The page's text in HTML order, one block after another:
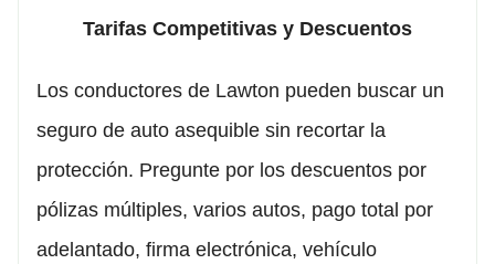
Tarifas Competitivas y Descuentos
Los conductores de Lawton pueden buscar un
seguro de auto asequible sin recortar la
protección. Pregunte por los descuentos por
pólizas múltiples, varios autos, pago total por
adelantado, firma electrónica, vehículo